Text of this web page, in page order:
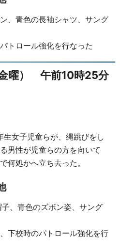
、青色の長袖シャツ、サング
トロール強化を行なった
曜） 午前10時25分
女子児童らが、縄跳びをし
男性が児童らの方を向いて
何処かへ立ち去った。
、青色のズボン姿、サング
下校時のパトロール強化を行